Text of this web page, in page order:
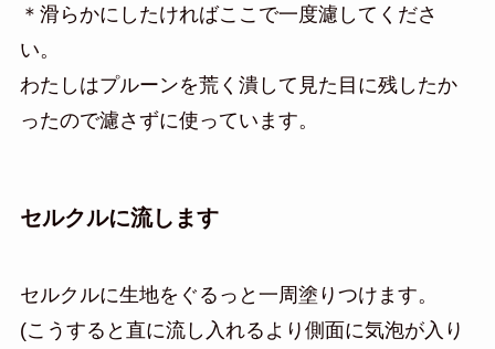
＊滑らかにしたければここで一度濾してくださ
い。
わたしはプルーンを荒く潰して見た目に残したか
ったので濾さずに使っています。
セルクルに流します
セルクルに生地をぐるっと一周塗りつけます。
(こうすると直に流し入れるより側面に気泡が入り